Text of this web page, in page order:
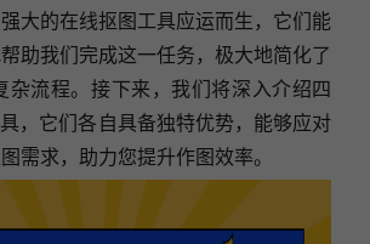
大的在线抠图工具应运而生，它们能
助我们完成这一任务，极大地简化了
杂流程。接下来，我们将深入介绍四
，它们各自具备独特优势，能够应对
需求，助力您提升作图效率。